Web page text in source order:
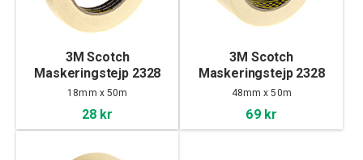
3M Scotch
Maskeringstejp 2328
Gul, 18mm
18mm x 50m
28 kr
3M Scotch
Maskeringstejp 2328
Gul, 48mm
48mm x 50m
69 kr